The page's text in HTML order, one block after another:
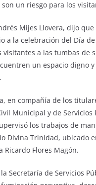
un riesgo para los
Mijes Llovera, dijo
a la celebración del Día
visitantes a las tumbas de
un espacio digno
en compañía de los
Municipal y de Servicios
los trabajos de
Divina Trinidad, ubicado
Ricardo Flores Magón.
Secretaría de Servicios